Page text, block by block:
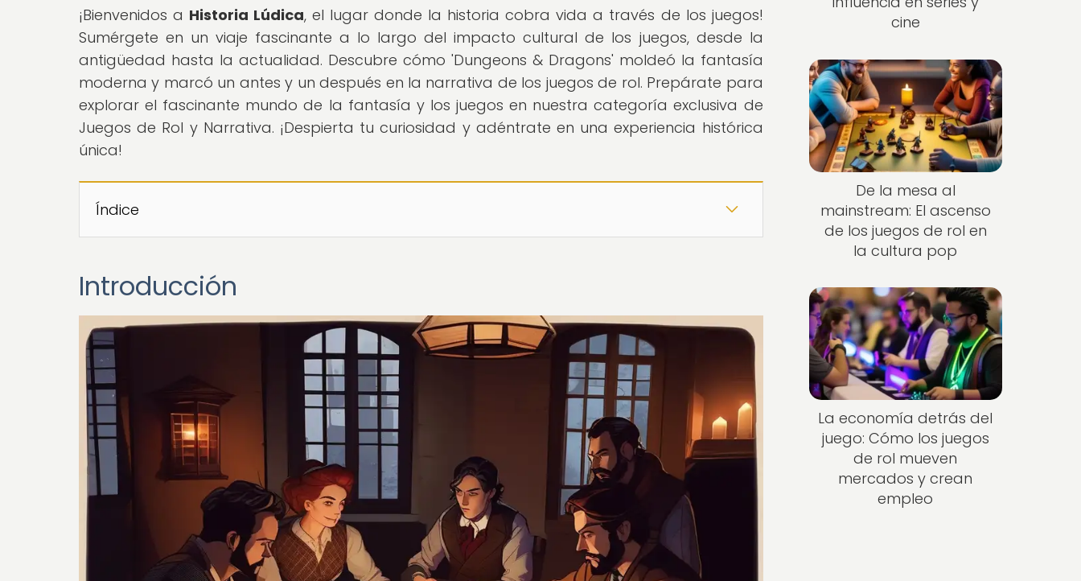
¡Bienvenidos a Historia Lúdica, el lugar donde la historia cobra vida a través de los juegos!
Sumérgete en un viaje fascinante a lo largo del impacto cultural de los juegos, desde la
antigüedad hasta la actualidad. Descubre cómo 'Dungeons & Dragons' moldeó la fantasía
moderna y marcó un antes y un después en la narrativa de los juegos de rol. Prepárate para
explorar el fascinante mundo de la fantasía y los juegos en nuestra categoría exclusiva de
Juegos de Rol y Narrativa. ¡Despierta tu curiosidad y adéntrate en una experiencia histórica
única!
Índice
Introducción
cine
De la mesa al
mainstream: El ascenso
de los juegos de rol en
la cultura pop
La economía detrás del
juego: Cómo los juegos
de rol mueven
mercados y crean
empleo